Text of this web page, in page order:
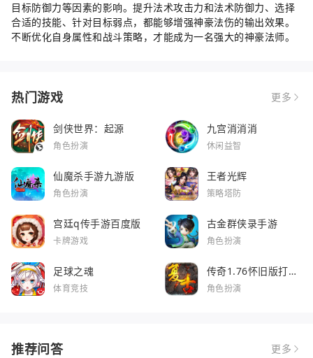
目标防御力等因素的影响。提升法术攻击力和法术防御力、选择
合适的技能、针对目标弱点，都能够增强神豪法伤的输出效果。
不断优化自身属性和战斗策略，才能成为一名强大的神豪法师。
热门游戏 更多
剑侠世界：起源
角色扮演
九宫消消消
休闲益智
仙魔杀手游九游版
角色扮演
王者光辉
策略塔防
宫廷q传手游百度版
卡牌游戏
古金群侠录手游
角色扮演
足球之魂
体育竞技
传奇1.76怀旧版打金
服
角色扮演
推荐问答 更多